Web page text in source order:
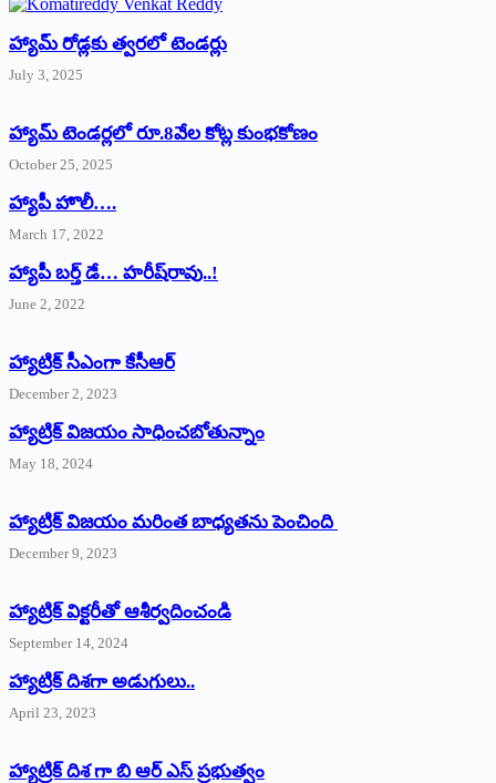
హ్యామ్‌ రోడ్లకు త్వరలో టెండర్లు
July 3, 2025
హ్యామ్‌ ‌టెండర్లలో రూ.8వేల కోట్ల కుంభకోణం
October 25, 2025
హ్యాపీ హొలీ….
March 17, 2022
హ్యాపీ బర్త్ ‌డే… హరీష్‌రావు..!
June 2, 2022
హ్యాట్రిక్‌ ‌సీఎంగా కేసీఆర్‌
December 2, 2023
హ్యాట్రిక్‌ విజయం సాధించబోతున్నాం
May 18, 2024
హ్యాట్రిక్ విజయం మరింత బాధ్యతను పెంచింది
December 9, 2023
హ్యాట్రిక్‌ ‌విక్టరీతో ఆశీర్వదించండి
September 14, 2024
‌హ్యాట్రిక్‌ ‌దిశగా అడుగులు..
April 23, 2023
హ్యాట్రిక్ దిశ గా బి ఆర్ ఎస్ ప్రభుత్వం